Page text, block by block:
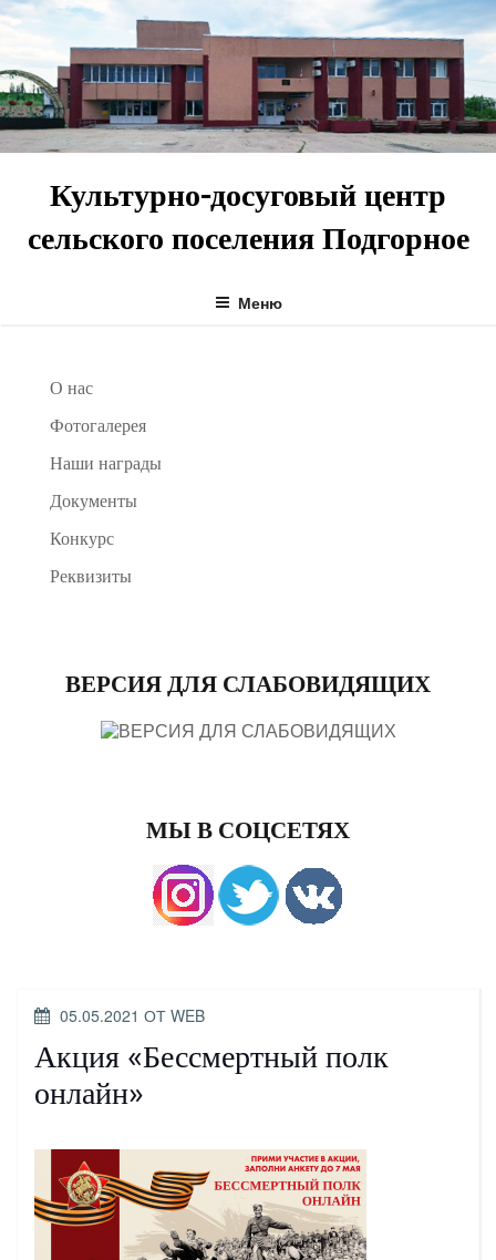
Перейти
содержимому
Культурно-досуговый центр
сельского поселения Подгорное
Меню
О нас
Фотогалерея
Наши награды
Документы
Конкурс
Реквизиты
ВЕРСИЯ ДЛЯ СЛАБОВИДЯЩИХ
МЫ В СОЦСЕТЯХ
ОПУБЛИКОВАНО
05.05.2021 ОТ WEB
Акция «Бессмертный полк
онлайн»